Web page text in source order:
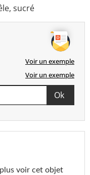
sucré
Voir un exemple
Voir un exemple
voir cet objet